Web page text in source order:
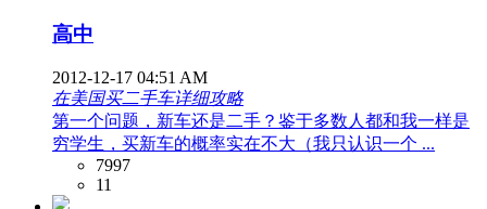
高中
2012-12-17 04:51 AM
在美国买二手车详细攻略
第一个问题，新车还是二手？鉴于多数人都和我一样是
穷学生，买新车的概率实在不大（我只认识一个 ...
7997
11